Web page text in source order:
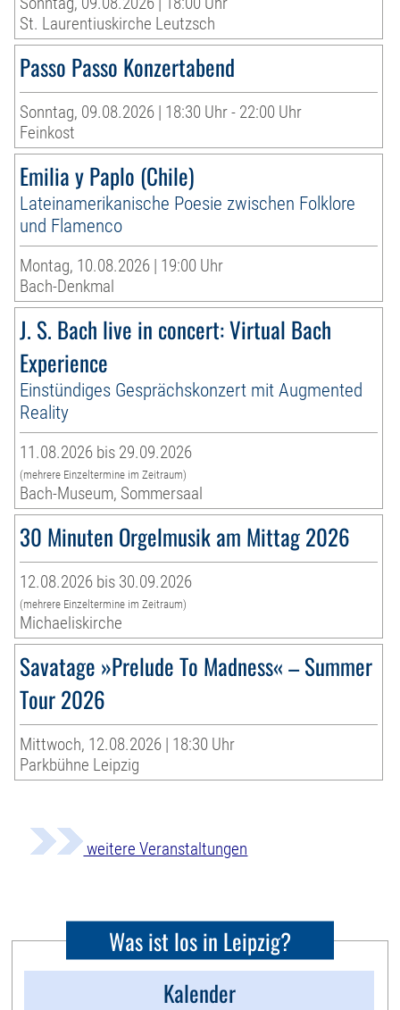
St. Laurentiuskirche Leutzsch
Passo Passo Konzertabend
Sonntag, 09.08.2026 | 18:30 Uhr - 22:00 Uhr
Feinkost
Emilia y Paplo (Chile)
Lateinamerikanische Poesie zwischen Folklore
und Flamenco
Montag, 10.08.2026 | 19:00 Uhr
Bach-Denkmal
J. S. Bach live in concert: Virtual Bach
Experience
Einstündiges Gesprächskonzert mit Augmented
Reality
11.08.2026 bis 29.09.2026
(mehrere Einzeltermine im Zeitraum)
Bach-Museum, Sommersaal
30 Minuten Orgelmusik am Mittag 2026
12.08.2026 bis 30.09.2026
(mehrere Einzeltermine im Zeitraum)
Michaeliskirche
Savatage »Prelude To Madness« – Summer
Tour 2026
Mittwoch, 12.08.2026 | 18:30 Uhr
Parkbühne Leipzig
weitere Veranstaltungen
Was ist los in Leipzig?
Kalender